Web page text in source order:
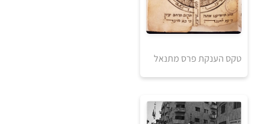
0
₪
למידע ולרכישה
טקס הענקת פרס מתנאל